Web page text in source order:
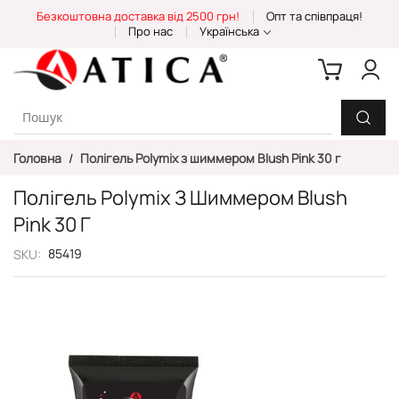
Content
Безкоштовна доставка від 2500 грн!
Опт та співпраця!
Про нас
Українська
Головна Полігель Polymix з шиммером Blush Pink 30 г
Полігель Polymix З Шиммером Blush
Pink 30 Г
SKU 85419
зображень